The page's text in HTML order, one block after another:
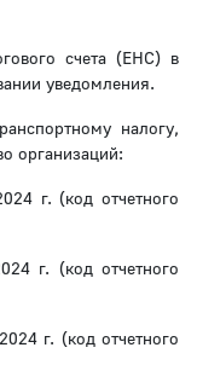
счета (ЕНС) в
уведомления.
налогу,
организаций:
г. (код отчетного
г. (код отчетного
г. (код отчетного